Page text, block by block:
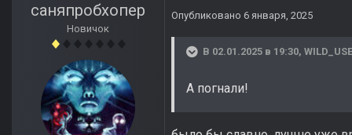
саняпробхопер
Новичок
Опубликовано 6 января, 2025
В 02.01.2025 в 19:30,
А погнали!